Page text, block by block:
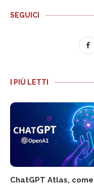
SEGUICI
I PIÙ LETTI
ChatGPT Atlas, come